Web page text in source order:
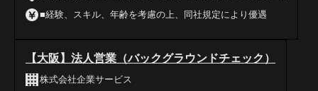
■経験、スキル、年齢を考慮の上、同社規定により優遇
【大阪】法人営業（バックグラウンドチェック）
株式会社企業サービス